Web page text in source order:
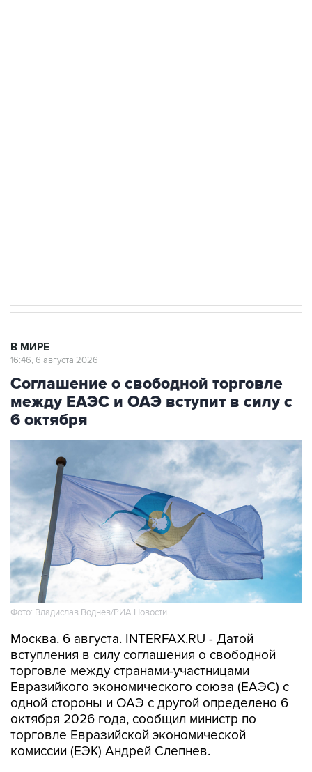
В МИРЕ
16:46, 6 августа 2026
Соглашение о свободной торговле
между ЕАЭС и ОАЭ вступит в силу с
6 октября
Фото: Владислав Воднев/РИА Новости
Москва. 6 августа. INTERFAX.RU - Датой
вступления в силу соглашения о свободной
торговле между странами-участницами
Евразийкого экономического союза (ЕАЭС) с
одной стороны и ОАЭ с другой определено 6
октября 2026 года, сообщил министр по
торговле Евразийской экономической
комиссии (ЕЭК) Андрей Слепнев.